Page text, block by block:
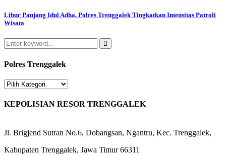
Libur Panjang Idul Adha, Polres Trenggalek Tingkatkan Intensitas Patroli
Wisata
Search
for:
Search
Polres Trenggalek
Polres
KEPOLISIAN RESOR TRENGGALEK
Jl. Brigjend Sutran No.6, Dobangsan, Ngantru, Kec. Trenggalek,
Kabupaten Trenggalek, Jawa Timur 66311